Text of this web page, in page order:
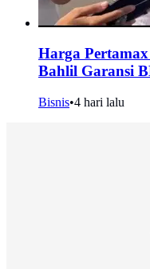
Harga
Bahlil Garansi
Bisnis•4 hari lalu